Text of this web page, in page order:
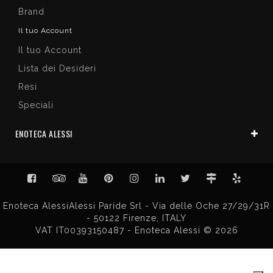
Brand
Il tuo Account
Il tuo Account
Lista dei Desideri
Resi
Speciali
ENOTECA ALESSI
Enoteca AlessiAlessi Paride Srl - Via delle Oche 27/29/31R
- 50122 Firenze, ITALY
VAT IT00393150487 - Enoteca Alessi © 2026